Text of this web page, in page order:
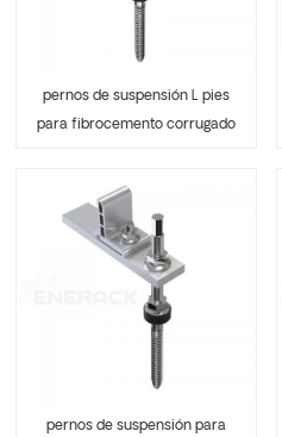
pernos de suspensión L pies
para fibrocemento corrugado
pernos de suspensión para